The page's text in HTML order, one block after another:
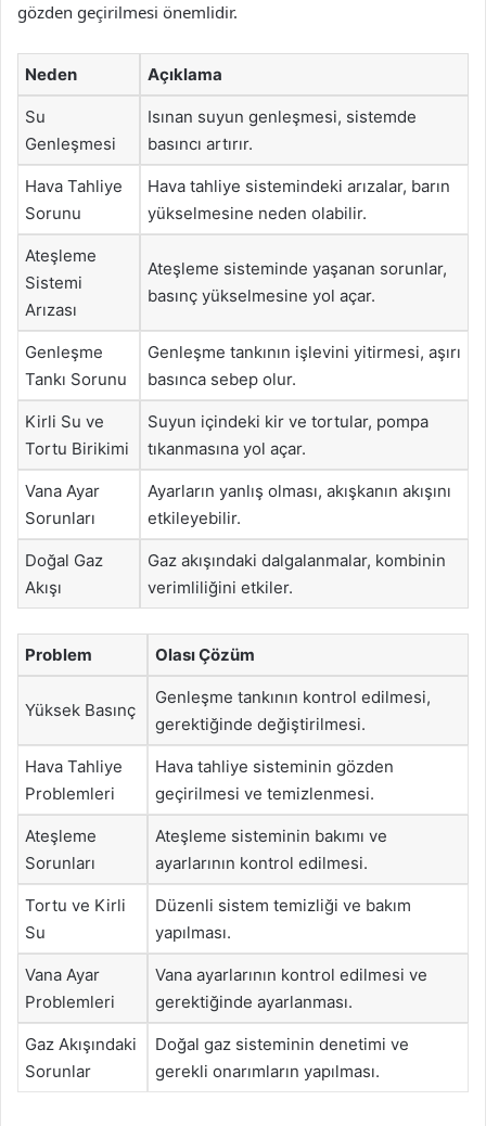
gözden geçirilmesi önemlidir.
Neden Açıklama
Su
Genleşmesi
Isınan suyun genleşmesi, sistemde
basıncı artırır.
Hava Tahliye
Sorunu
Hava tahliye sistemindeki arızalar, barın
yükselmesine neden olabilir.
Ateşleme
Sistemi
Arızası
Ateşleme sisteminde yaşanan sorunlar,
basınç yükselmesine yol açar.
Genleşme
Tankı Sorunu
Genleşme tankının işlevini yitirmesi, aşırı
basınca sebep olur.
Kirli Su ve
Tortu Birikimi
Suyun içindeki kir ve tortular, pompa
tıkanmasına yol açar.
Vana Ayar
Sorunları
Ayarların yanlış olması, akışkanın akışını
etkileyebilir.
Doğal Gaz
Akışı
Gaz akışındaki dalgalanmalar, kombinin
verimliliğini etkiler.
Problem Olası Çözüm
Yüksek Basınç
Genleşme tankının kontrol edilmesi,
gerektiğinde değiştirilmesi.
Hava Tahliye
Problemleri
Hava tahliye sisteminin gözden
geçirilmesi ve temizlenmesi.
Ateşleme
Sorunları
Ateşleme sisteminin bakımı ve
ayarlarının kontrol edilmesi.
Tortu ve Kirli
Su
Düzenli sistem temizliği ve bakım
yapılması.
Vana Ayar
Problemleri
Vana ayarlarının kontrol edilmesi ve
gerektiğinde ayarlanması.
Gaz Akışındaki
Sorunlar
Doğal gaz sisteminin denetimi ve
gerekli onarımların yapılması.